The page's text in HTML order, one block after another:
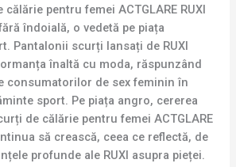
pentru femei ACTGLARE RUXI
îndoială, o vedetă pe piața
Pantalonii scurți lansați de RUXI
înaltă cu moda, răspunzând
consumatorilor de sex feminin în
sport. Pe piața angro, cererea
de călărie pentru femei ACTGLARE
să crească, ceea ce reflectă, de
profunde ale RUXI asupra pieței.